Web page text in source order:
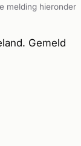
melding hieronder
Gemeld